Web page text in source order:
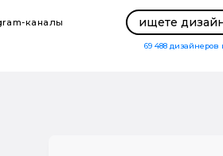
каналы ищете
69 488 дизайнеров